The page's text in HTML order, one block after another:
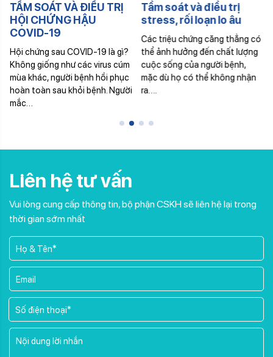
TẦM SOÁT VÀ ĐIỀU TRỊ
HỘI CHỨNG HẬU
COVID-19
Hội chứng sau COVID-19 là gì?
Không giống như các virus cúm
mùa khác, người bệnh hồi phục
hoàn toàn sau khỏi bệnh. Người
mắc…
Tầm soát và điều trị
stress, rối loạn lo âu
Các triệu chứng căng thẳng có
thể ảnh hưởng đến chất lượng
cuộc sống của người bệnh,
mặc dù họ có thể không nhận
ra….
Liên hệ tư vấn
Vui lòng cung cấp thông tin, bộ phận CSKH sẽ liên hệ lại trong
thời gian sớm nhất